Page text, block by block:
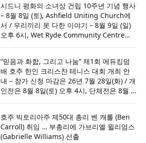
시드니 평화의 소녀상 건립 10주년 기념 행사
– 8월 8일 (토), Ashfield Uniting Church에
서 / 우리끼리 못 다한 이야기 – 8월 9일 (일)
오후 6시, Wet Ryde Community Centre에
“믿음과 화합, 그리고 나눔” 제1회 에듀킹덤
배 호주 한인 크리스찬 테니스 대회 개최 안
내 – 참가 신청 마감은 26년 7월 28일(화) / 개
인전은 8월 8일(토) 오후 4시, 단체전은 8월 9
호주 빅토리아주 제50대 총리 벤 캐롤 (Ben
Carroll) 취임 … 부총리에 가브리엘 윌리엄스
(Gabrielle Williams) 선출